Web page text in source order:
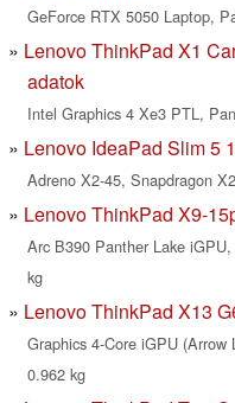
GeForce RTX 5050 Laptop,
Lenovo ThinkPad X1
adatok
Intel Graphics 4 Xe3 PTL,
Lenovo IdeaPad Slim 5
Adreno X2-45, Snapdragon
Lenovo ThinkPad X9-
Arc B390 Panther Lake
kg
Lenovo ThinkPad X13
Graphics 4-Core iGPU
0.962 kg